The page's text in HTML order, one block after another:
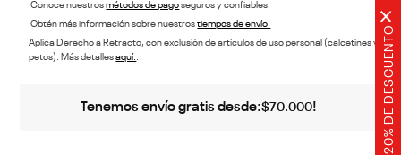
20% DE DESCUENTO
×
Conoce nuestrosmétodos de pagoseguros y confiables.
Obtén más información sobre nuestrostiempos de envío.
Aplica Derecho a Retracto, con exclusión de artículos de uso personal (calcetines y
petos). Más detallesaquí..
Tenemos envío gratis desde:$70.000!